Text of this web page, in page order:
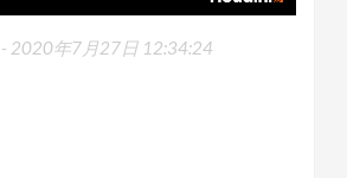
2020年7月27日 12:34:24